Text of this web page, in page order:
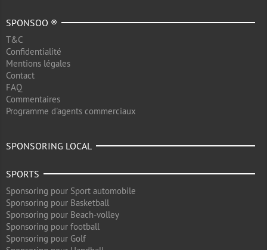
SPONSOO ®
T&C
Confidentialité
Mentions légales
Contact
FAQ
Commentaires
Programme d'agents commerciaux
SPONSORING LOCAL
SPORTS
Sponsoring pour Sport automobile
Sponsoring pour Basketball
Sponsoring pour Beach-volley
Sponsoring pour football
Sponsoring pour Golf